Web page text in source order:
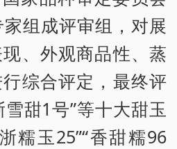
组成评审组，对展
、外观商品性、蒸
综合评定，最终评
雪甜1号”等十大甜玉
糯玉25”“香甜糯96